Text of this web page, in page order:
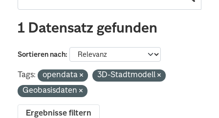
1 Datensatz gefunden
Sortieren nach
Tags: opendata
3D-Stadtmodell
Geobasisdaten
Ergebnisse filtern